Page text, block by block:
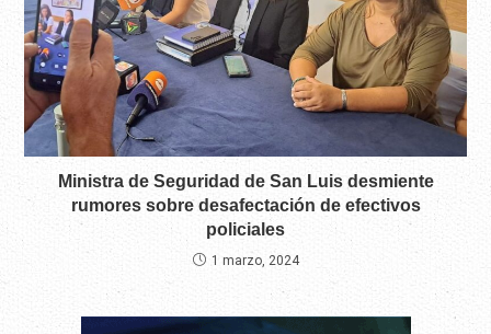
Ministra de Seguridad de San Luis desmiente
rumores sobre desafectación de efectivos
policiales
1 marzo, 2024